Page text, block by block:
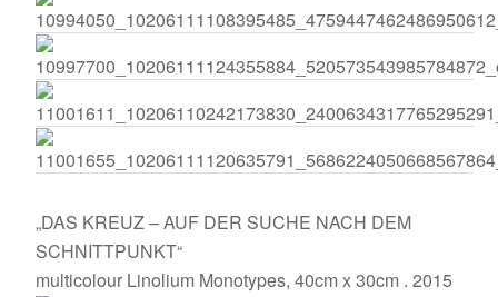
„DAS KREUZ – AUF DER SUCHE NACH DEM
SCHNITTPUNKT“
multicolour Linolium Monotypes, 40cm x 30cm . 2015